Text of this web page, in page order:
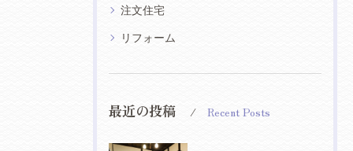
注文住宅
リフォーム
最近の投稿 Recent Posts